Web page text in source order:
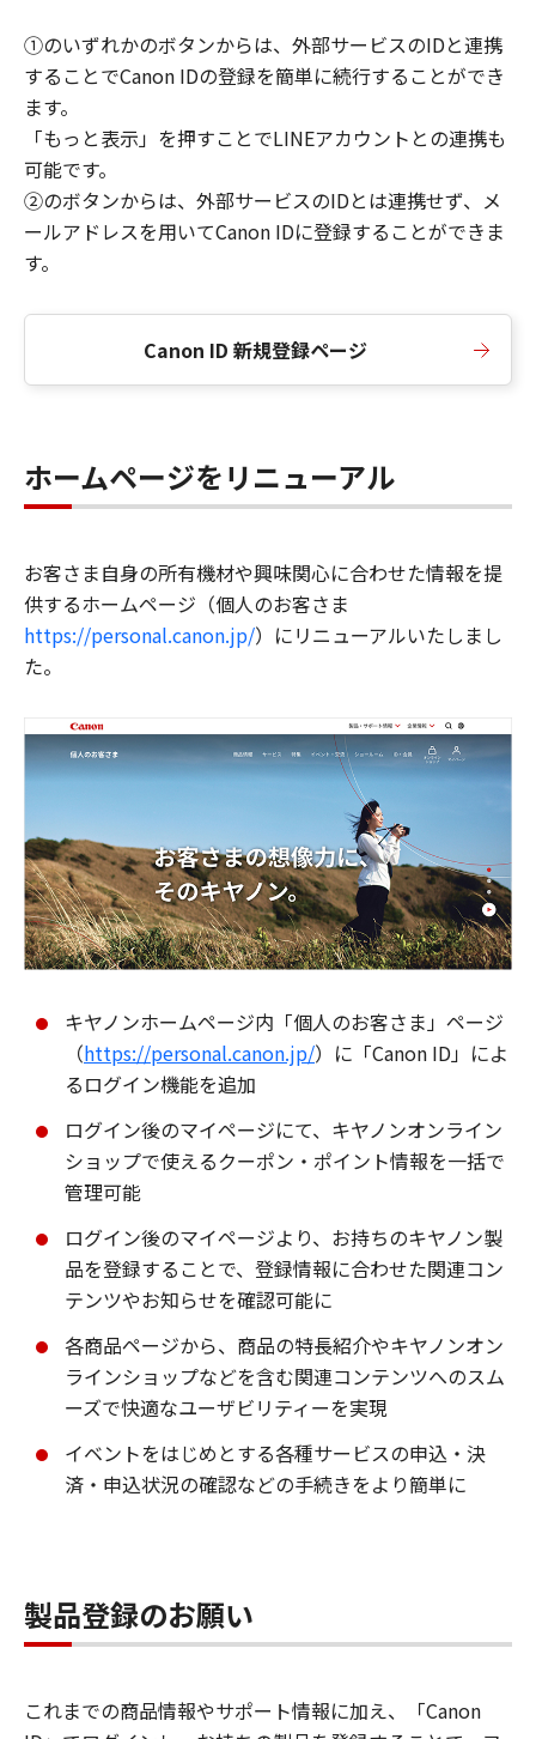
①のいずれかのボタンからは、外部サービスのIDと連携
することでCanon IDの登録を簡単に続行することができ
ます。
「もっと表示」を押すことでLINEアカウントとの連携も
可能です。
②のボタンからは、外部サービスのIDとは連携せず、メ
ールアドレスを用いてCanon IDに登録することができま
す。
Canon ID 新規登録ページ
ホームページをリニューアル
お客さま自身の所有機材や興味関心に合わせた情報を提
供するホームページ（個人のお客さま
https://personal.canon.jp/）にリニューアルいたしまし
た。
キヤノンホームページ内「個人のお客さま」ページ
（https://personal.canon.jp/）に「Canon ID」によ
るログイン機能を追加
ログイン後のマイページにて、キヤノンオンライン
ショップで使えるクーポン・ポイント情報を一括で
管理可能
ログイン後のマイページより、お持ちのキヤノン製
品を登録することで、登録情報に合わせた関連コン
テンツやお知らせを確認可能に
各商品ページから、商品の特長紹介やキヤノンオン
ラインショップなどを含む関連コンテンツへのスム
ーズで快適なユーザビリティーを実現
イベントをはじめとする各種サービスの申込・決
済・申込状況の確認などの手続きをより簡単に
製品登録のお願い
これまでの商品情報やサポート情報に加え、「Canon